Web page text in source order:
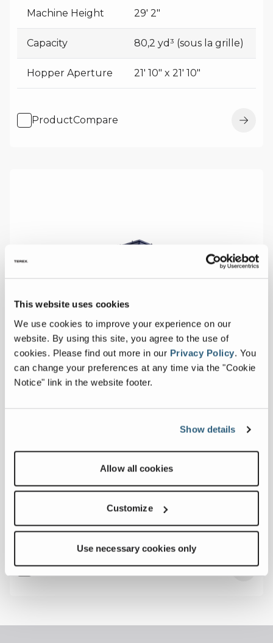
This website uses cookies
We use cookies to improve your experience on our
website. By using this site, you agree to the use of
cookies. Please find out more in our Privacy Policy. You
can change your preferences at any time via the "Cookie
Notice" link in the website footer.
Show details
Allow all cookies
Customize
Use necessary cookies only
Machine Height 29' 2"
Capacity 80,2 yd³ (sous la grille)
Hopper Aperture 21' 10" x 21' 10"
ProductCompare
Machine Height 31' 5"
Capacity 78.4 yd³ (sous la grille)
Hopper Aperture 24' 6"
ProductCompare